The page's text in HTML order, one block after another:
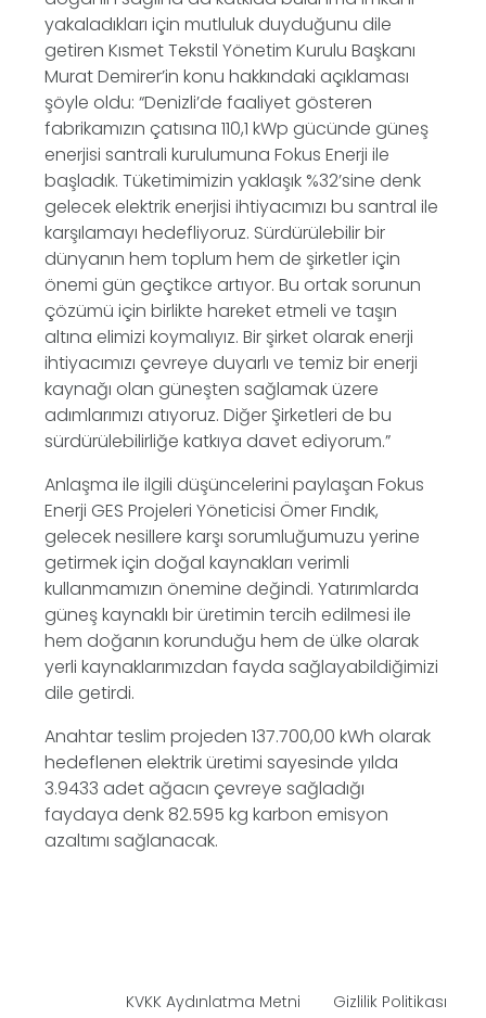
yakaladıkları için mutluluk duyduğunu dile
getiren Kısmet Tekstil Yönetim Kurulu Başkanı
Murat Demirer’in konu hakkındaki açıklaması
şöyle oldu: “Denizli’de faaliyet gösteren
fabrikamızın çatısına 110,1 kWp gücünde güneş
enerjisi santrali kurulumuna Fokus Enerji ile
başladık. Tüketimimizin yaklaşık %32’sine denk
gelecek elektrik enerjisi ihtiyacımızı bu santral ile
karşılamayı hedefliyoruz. Sürdürülebilir bir
dünyanın hem toplum hem de şirketler için
önemi gün geçtikce artıyor. Bu ortak sorunun
çözümü için birlikte hareket etmeli ve taşın
altına elimizi koymalıyız. Bir şirket olarak enerji
ihtiyacımızı çevreye duyarlı ve temiz bir enerji
kaynağı olan güneşten sağlamak üzere
adımlarımızı atıyoruz. Diğer Şirketleri de bu
sürdürülebilirliğe katkıya davet ediyorum.”
Anlaşma ile ilgili düşüncelerini paylaşan Fokus
Enerji GES Projeleri Yöneticisi Ömer Fındık,
gelecek nesillere karşı sorumluğumuzu yerine
getirmek için doğal kaynakları verimli
kullanmamızın önemine değindi. Yatırımlarda
güneş kaynaklı bir üretimin tercih edilmesi ile
hem doğanın korunduğu hem de ülke olarak
yerli kaynaklarımızdan fayda sağlayabildiğimizi
dile getirdi.
Anahtar teslim projeden 137.700,00 kWh olarak
hedeflenen elektrik üretimi sayesinde yılda
3.9433 adet ağacın çevreye sağladığı
faydaya denk 82.595 kg karbon emisyon
azaltımı sağlanacak.
KVKK Aydınlatma Metni Gizlilik Politikası